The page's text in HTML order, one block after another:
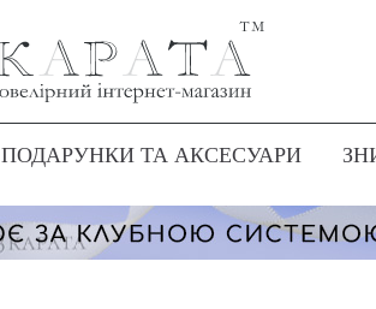
ПОДАРУНКИ ТА АКСЕСУАРИ